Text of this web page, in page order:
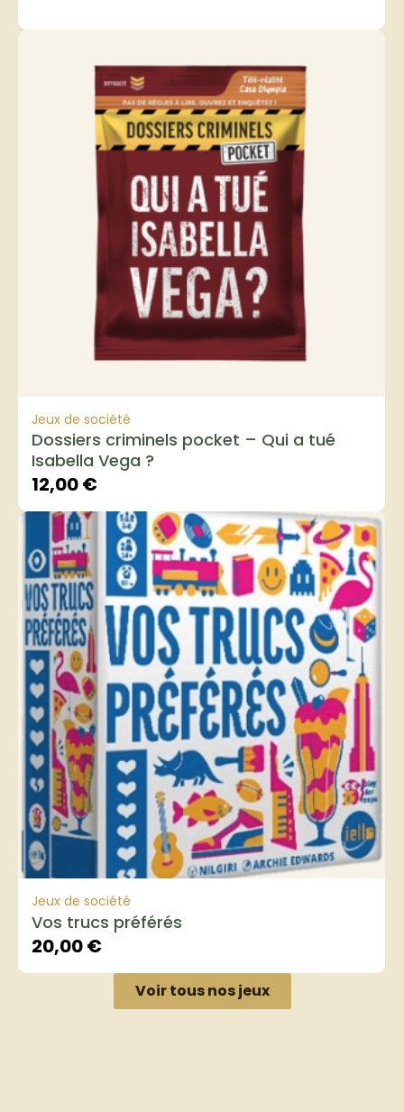
Jeux de société
Dossiers criminels pocket – Qui a tué
Isabella Vega ?
12,00€
Jeux de société
Vos trucs préférés
20,00€
Voir tous nos jeux